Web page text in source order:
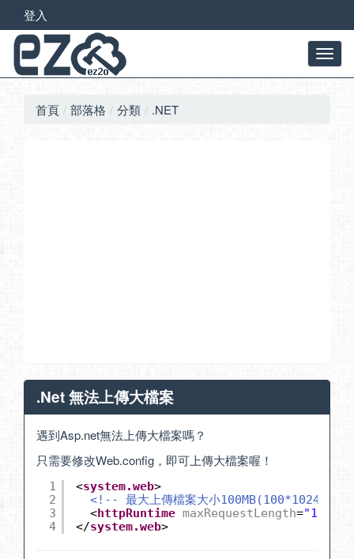
登入
首頁 部落格 分類 .NET
.Net 無法上傳大檔案
遇到Asp.net無法上傳大檔案嗎？
只需要修改Web.config，即可上傳大檔案喔！
1
2
3
4
<system.web>
<!-- 最大上傳檔案大小100MB(100*1024)
<httpRuntime maxRequestLength=
</system.web>